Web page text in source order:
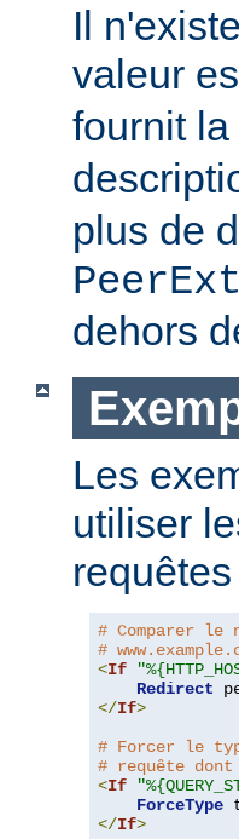
Il
valeur
fournit
plus de
dehors
Les
utiliser
requêtes
# Comparer le
#
<If
Redirect
</If>
# Forcer le
# requête
<If
ForceType
</If>